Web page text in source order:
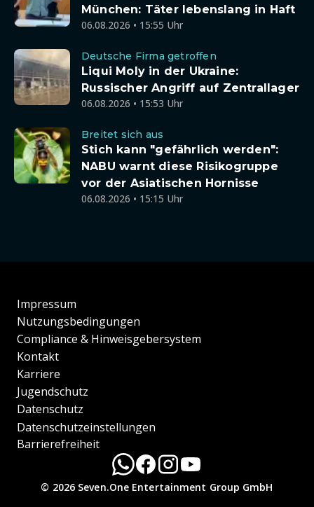
München: Täter lebenslang in Haft
06.08.2026 • 15:55 Uhr
Deutsche Firma getroffen
Liqui Moly in der Ukraine:
Russischer Angriff auf Zentrallager
06.08.2026 • 15:53 Uhr
Breitet sich aus
Stich kann "gefährlich werden":
NABU warnt diese Risikogruppe
vor der Asiatischen Hornisse
06.08.2026 • 15:15 Uhr
Impressum
Nutzungsbedingungen
Compliance & Hinweisgebersystem
Kontakt
Karriere
Jugendschutz
Datenschutz
Datenschutzeinstellungen
Barrierefreiheit
© 2026 Seven.One Entertainment Group GmbH